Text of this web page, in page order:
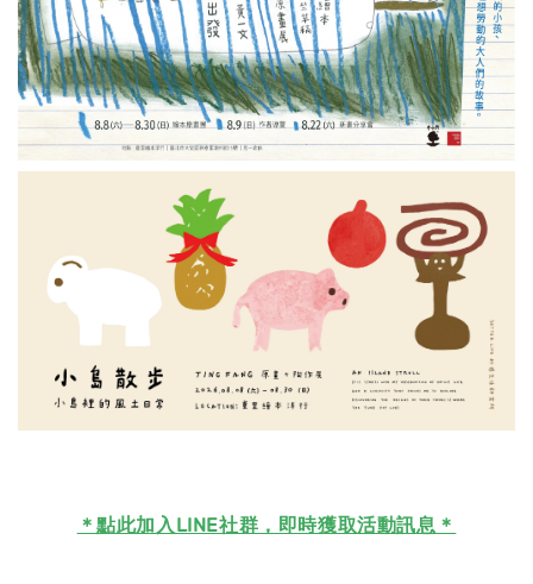
＊點此加入LINE社群，即時獲取活動訊息＊